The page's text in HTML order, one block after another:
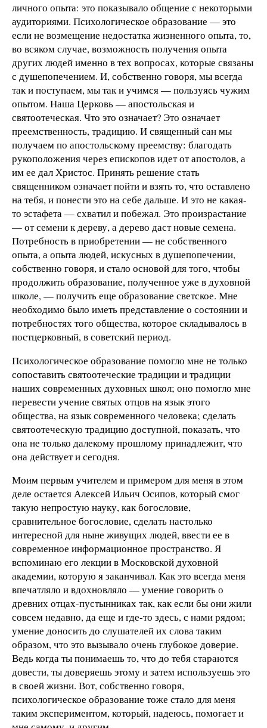
личного опыта: это показывало общение с некоторыми
аудиториями. Психологическое образование — это
если не возмещение недостатка жизненного опыта, то,
во всяком случае, возможность получения опыта
других людей именно в тех вопросах, которые связаны
с душепопечением. И, собственно говоря, мы всегда
так и поступаем, мы так и учимся — пользуясь чужим
опытом. Наша Церковь — апостольская и
святоотеческая. Что это означает? Это означает
преемственность, традицию. И священный сан мы
получаем по апостольскому преемству: благодать
рукоположения через епископов идет от апостолов, а
им ее дал Христос. Принять решение стать
священником означает пойти и взять то, что оставлено
на тебя, и понести это на себе дальше. И это не какая-
то эстафета — схватил и побежал. Это произрастание
— от семени к дереву, а дерево даст новые семена.
Потребность в приобретении — не собственного
опыта, а опыта людей, искусных в душепопечении,
собственно говоря, и стало основой для того, чтобы
продолжить образование, полученное уже в духовной
школе, — получить еще образование светское. Мне
необходимо было иметь представление о состоянии и
потребностях того общества, которое складывалось в
постцерковный, в советский период.
Психологическое образование помогло мне не только
сопоставить святоотеческие традиции и традиции
наших современных духовных школ; оно помогло мне
перевести учение святых отцов на язык этого
общества, на язык современного человека; сделать
святоотеческую традицию доступной, показать, что
она не только далекому прошлому принадлежит, что
она действует и сегодня.
Моим первым учителем и примером для меня в этом
деле остается Алексей Ильич Осипов, который смог
такую непростую науку, как богословие,
сравнительное богословие, сделать настолько
интересной для ныне живущих людей, ввести ее в
современное информационное пространство. Я
вспоминаю его лекции в Московской духовной
академии, которую я заканчивал. Как это всегда меня
впечатляло и вдохновляло — умение говорить о
древних отцах-пустынниках так, как если бы они жили
совсем недавно, да еще и где-то здесь, с нами рядом;
умение доносить до слушателей их слова таким
образом, что это вызывало очень глубокое доверие.
Ведь когда ты понимаешь то, что до тебя стараются
довести, ты доверяешь этому и затем используешь это
в своей жизни. Вот, собственно говоря,
психологическое образование тоже стало для меня
таким экспериментом, который, надеюсь, помогает и